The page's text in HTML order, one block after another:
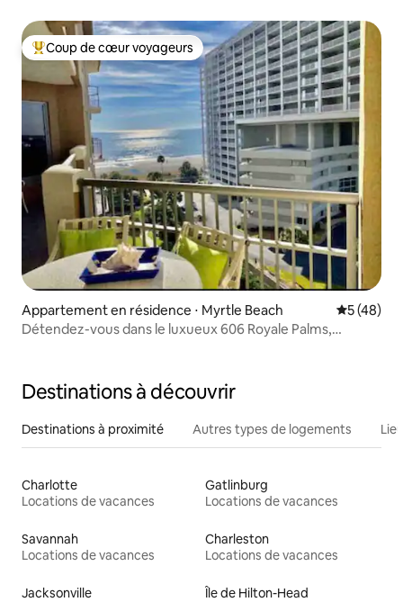
Coups de cœur voyageurs les plus appréciés
Coup de cœur voyageurs
Appartement en résidence ⋅ Myrtle Beach
5 (48)
Détendez-vous dans le luxueux 606 Royale Palms,
Destinations à découvrir
Destinations à proximité Autres types de logements
Charlotte
Locations de vacances
Gatlinburg
Locations de vacances
Savannah
Locations de vacances
Charleston
Locations de vacances
Jacksonville
Île de Hilton-Head